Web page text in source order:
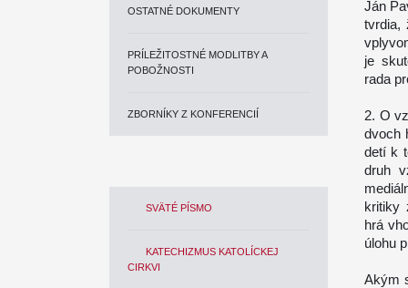
OSTATNÉ DOKUMENTY
PRÍLEŽITOSTNÉ MODLITBY A
POBOŽNOSTI
ZBORNÍKY Z KONFERENCIÍ
SVÄTÉ PÍSMO
KATECHIZMUS KATOLÍCKEJ
CIRKVI
Ján
tvrdia,
je
rada
2. O
dvoch
detí k
druh
kritiky
hrá
úlohu
Akým